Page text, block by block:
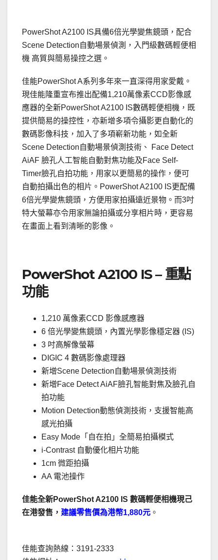
PowerShot A2100 IS具備6倍光學變焦鏡頭，配合
Scene Detection自動場景偵測，入門級數碼輕便相
機 高質與簡易操控之選。
佳能PowerShot A系列多年來一直深得用家愛戴。
現佳能隆重宣布推出配備1,210萬像素CCD影像感
應器的全新PowerShot A2100 IS數碼輕便相機，既
提供簡易的操控性，亦新增多項令攝影更自動化的
數碼影像科技，加入了多項嶄新功能，如全新
Scene Detection自動場景偵測技術、 Face Detect
AiAF 臉孔人工智能自動對焦功能及Face Self-
Timer臉孔自拍功能，用家以更簡易的操作，便可
自動拍攝出色的相片。PowerShot A2100 IS更配備
6倍光學變焦鏡頭，方便用家拍攝遠近景物。而3吋
特大螢幕亦令用家無論拍攝或分享相片時，更容易
在畫面上看到清晰的影像。
PowerShot A2100 IS – 重點
功能
1,210 萬像素CCD 影像感應器
6 倍光學變焦鏡頭，內置光學影像穩定器 (IS)
3 吋高解像螢幕
DIGIC 4 數碼影像處理器
新增Scene Detection自動場景偵測技術
新增Face Detect AiAF臉孔智能對焦及臉孔自
拍功能
Motion Detection動態偵測技術，支援智能高
感光拍攝
Easy Mode「自在拍」全簡易拍攝模式
i-Contrast 自動優化相片功能
1cm 微距拍攝
AA 電池操作
佳能全新PowerShot A2100 IS 數碼輕便相機現己
在港發售， 建議零售價為港幣1,880元 。
佳能查詢熱線：3191-2333